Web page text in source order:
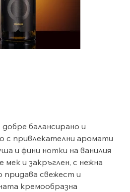
балансирано и
с привлекателни аромати
и фини нотки на ванилия
и закръглен, с нежна
придава свежест и
кремообразна